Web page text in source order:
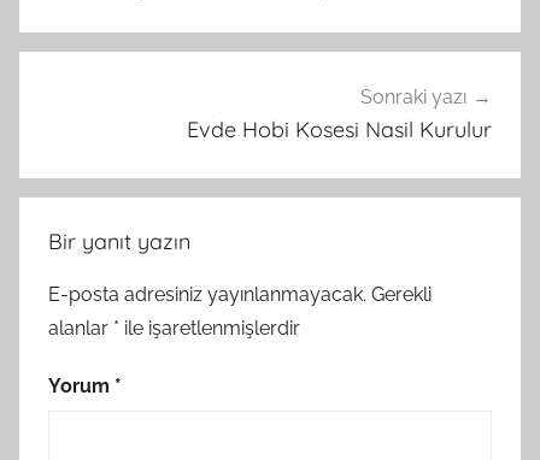
Sonraki yazı
Evde Hobi Kosesi Nasil Kurulur
Bir yanıt yazın
E-posta adresiniz yayınlanmayacak. Gerekli
alanlar * ile işaretlenmişlerdir
Yorum *